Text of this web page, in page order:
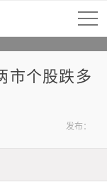
市个股跌多
发布：